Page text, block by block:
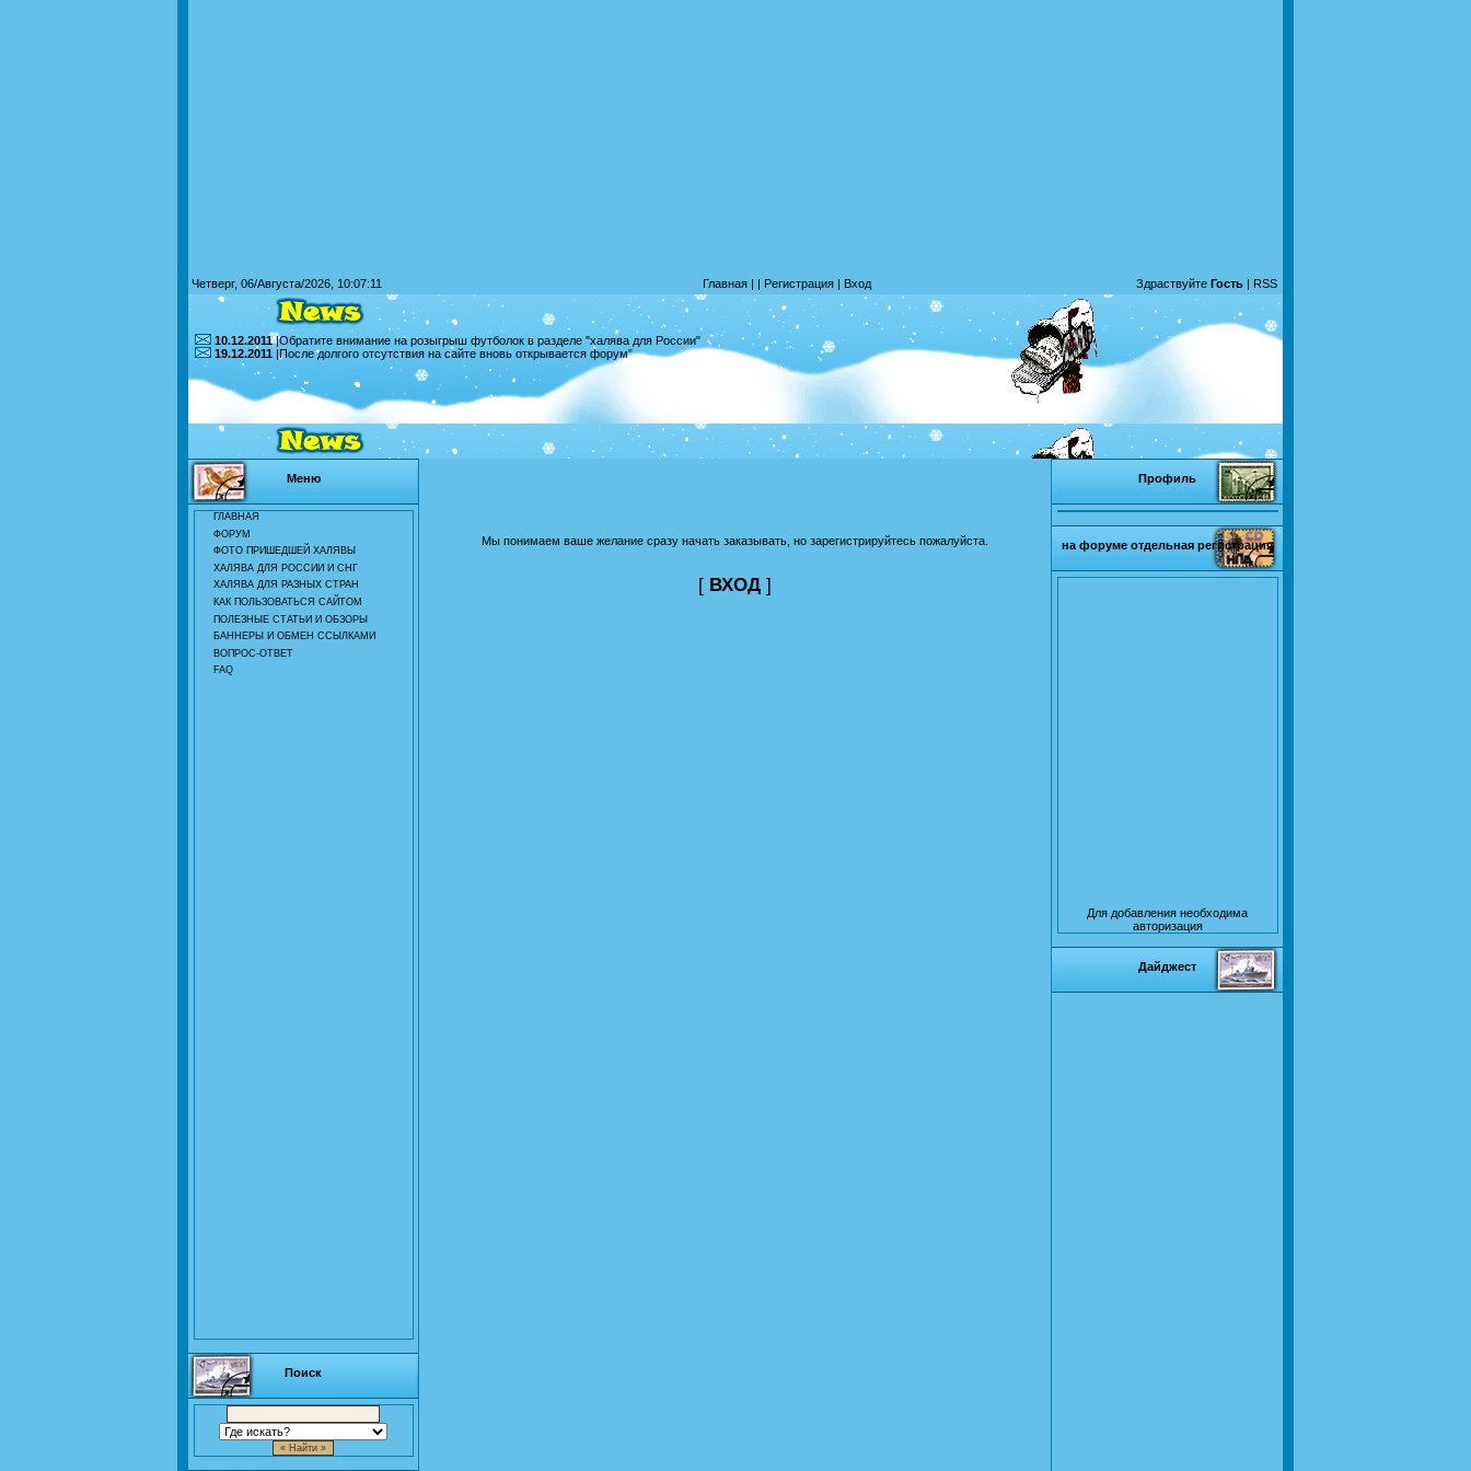
Четверг, 06/Августа/2026, 10:07:11 Главная| | Регистрация| Вход Здраствуйте Гость | RSS
10.12.2011|Обратите внимание на розыгрыш футболок в разделе "халява для России"
19.12.2011 |После долгого отсутствия на сайте вновь открывается форум"
Меню
ГЛАВНАЯ
ФОРУМ
ФОТО ПРИШЕДШЕЙ ХАЛЯВЫ
ХАЛЯВА ДЛЯ РОССИИ И СНГ
ХАЛЯВА ДЛЯ РАЗНЫХ СТРАН
КАК ПОЛЬЗОВАТЬСЯ САЙТОМ
ПОЛЕЗНЫЕ СТАТЬИ И ОБЗОРЫ
БАННЕРЫ И ОБМЕН ССЫЛКАМИ
ВОПРОС-ОТВЕТ
FAQ
Поиск
Мы понимаем ваше желание сразу начать заказывать, но зарегистрируйтесь пожалуйста.
[ ВХОД ]
Профиль
на форуме отдельная регистрация
Для добавления необходима
авторизация
Дайджест